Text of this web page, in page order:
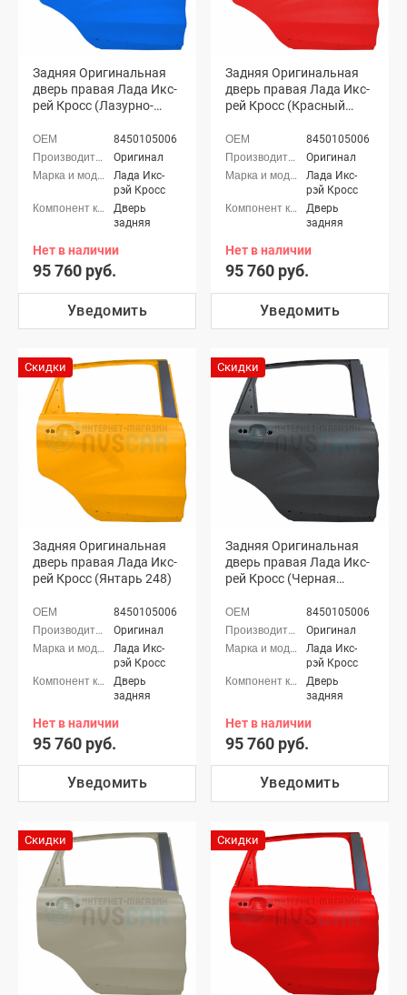
Задняя Оригинальная
дверь правая Лада Икс-
рей Кросс (Лазурно-
8450105006
Оригинал
Лада Икс-
рэй Кросс
Дверь
задняя
Нет в наличии
95 760 руб.
Уведомить
Задняя Оригинальная
дверь правая Лада Икс-
рей Кросс (Красный
8450105006
Оригинал
Лада Икс-
рэй Кросс
Дверь
задняя
Нет в наличии
95 760 руб.
Уведомить
Скидки
Задняя Оригинальная
дверь правая Лада Икс-
рей Кросс (Янтарь 248)
8450105006
Оригинал
Лада Икс-
рэй Кросс
Дверь
задняя
Нет в наличии
95 760 руб.
Уведомить
Скидки
Задняя Оригинальная
дверь правая Лада Икс-
рей Кросс (Черная
8450105006
Оригинал
Лада Икс-
рэй Кросс
Дверь
задняя
Нет в наличии
95 760 руб.
Уведомить
Скидки Скидки